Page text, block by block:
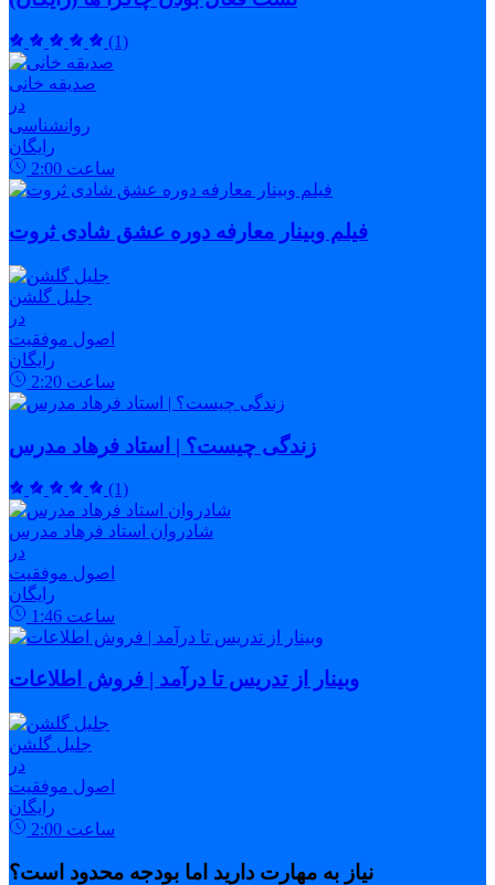
(1)
صدیقه خانی
در
روانشناسی
رایگان
2:00 ساعت
فیلم وبینار معارفه دوره عشق شادی ثروت
جلیل گلشن
در
اصول موفقیت
رایگان
2:20 ساعت
زندگی چیست؟ | استاد فرهاد مدرس
(1)
شادروان استاد فرهاد مدرس
در
اصول موفقیت
رایگان
1:46 ساعت
وبینار از تدریس تا درآمد | فروش اطلاعات
جلیل گلشن
در
اصول موفقیت
رایگان
2:00 ساعت
نیاز به مهارت دارید اما بودجه محدود است؟